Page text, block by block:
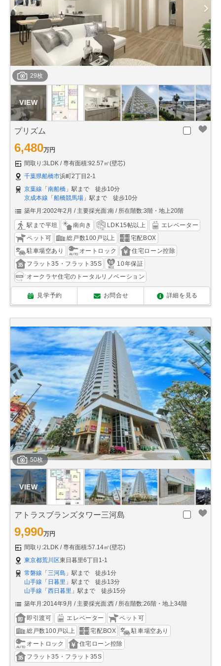
29枚
プリズム
6,480万円
間取り:3LDK
専有面積:92.57㎡(壁芯)
千葉県船橋市浜町2丁目2-1
京葉線 「南船橋 」駅まで 徒歩10分
京成本線 「船橋競馬場 」駅まで 徒歩10分
築年月:2002年2月
主要採光面:南 所在階数:3階・地上20階
駅まで平坦 南向き LDK15帖以上
エレベーター
ペット可
総戸数100戸以上
宅配BOX
駐車場空あり
オートロック
住宅ローン控除
フラット35・フラット35S
10年保証
オークラヤ住宅のトータルリノベーション
見学予約 お問合せ 詳細を見る
50枚
アトラスブランズタワー三河島
9,990万円
間取り:2LDK
専有面積:57.14㎡(壁芯)
東京都荒川区東日暮里6丁目1-1
常磐線 「 三河島 」駅まで 徒歩1分
山手線 「 日暮里 」駅まで 徒歩13分
山手線 「 西日暮里 」駅まで 徒歩15分
築年月:2014年9月
主要採光面:西 所在階数:26階・地上34階
即引渡可 エレベーター
ペット可
総戸数100戸以上
宅配BOX
駐車場空あり
オートロック
住宅ローン控除
フラット35・フラット35S